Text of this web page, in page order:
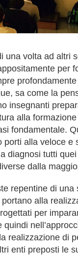
una volta ad altri
per
sa come la
insegnanti
alla
fondamentale.
porti alla veloce
diagnosi tutti
dalla
repentine di
alla
per
quindi
realizzazione di
enti preposti le